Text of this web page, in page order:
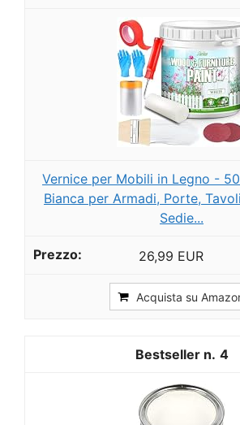
Vernice per Mobili in Legno -
Bianca per Armadi, Porte,
Sedie...
26,99 EUR
Acquista su
4